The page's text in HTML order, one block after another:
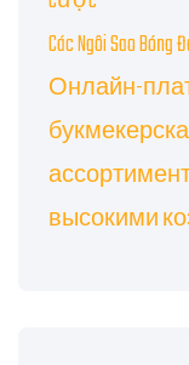
Các Ngôi Sao Bóng
Онлайн-
высокими